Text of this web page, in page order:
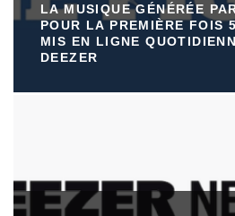
LA MUSIQUE GÉNÉRÉE
POUR LA PREMIÈRE FOIS
MIS EN LIGNE
DEEZER